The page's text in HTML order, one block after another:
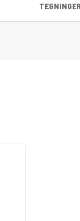
TEGNINGER